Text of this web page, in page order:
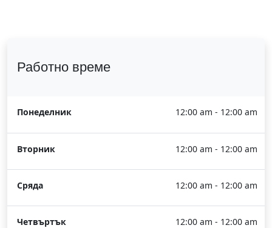
Работно време
Понеделник 12:00 am - 12:00 am
Вторник 12:00 am - 12:00 am
Сряда 12:00 am - 12:00 am
Четвъртък 12:00 am - 12:00 am